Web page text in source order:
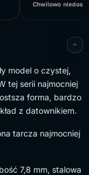
Chwilowo
model o czystej,
tej serii najmocniej
forma, bardzo
z datownikiem.
tarcza najmocniej
7,8 mm, stalowa